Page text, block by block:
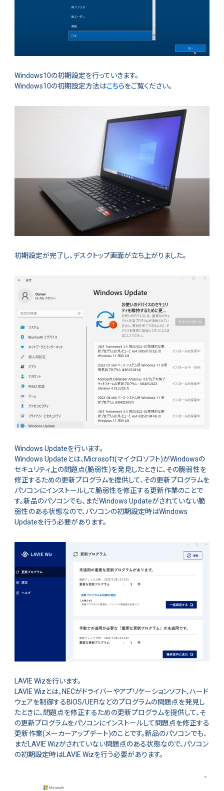
Windows10の初期設定を行っていきます。
Windows10の初期設定方法はこちらをご覧ください。
初期設定が完了し、デスクトップ画面が立ち上がりました。
Windows Updateを行います。
Windows Updateとは、Microsoft(マイクロソフト)がWindowsの
セキュリティ上の問題点(脆弱性)を発見したときに、その脆弱性を
修正するための更新プログラムを提供して、その更新プログラムを
パソコンにインストールして脆弱性を修正する更新作業のことで
す。新品のパソコンでも、まだWindows Updateがされていない脆
弱性のある状態なので、パソコンの初期設定時はWindows
Updateを行う必要があります。
LAVIE Wizを行います。
LAVIE Wizとは、NECがドライバーやアプリケーションソフト、ハード
ウェアを制御するBIOS/UEFIなどのプログラムの問題点を発見し
たときに、問題点を修正するための更新プログラムを提供して、そ
の更新プログラムをパソコンにインストールして問題点を修正する
更新作業(メーカーアップデート)のことです。新品のパソコンでも、
まだLAVIE Wizがされていない問題点のある状態なので、パソコン
の初期設定時はLAVIE Wizを行う必要があります。